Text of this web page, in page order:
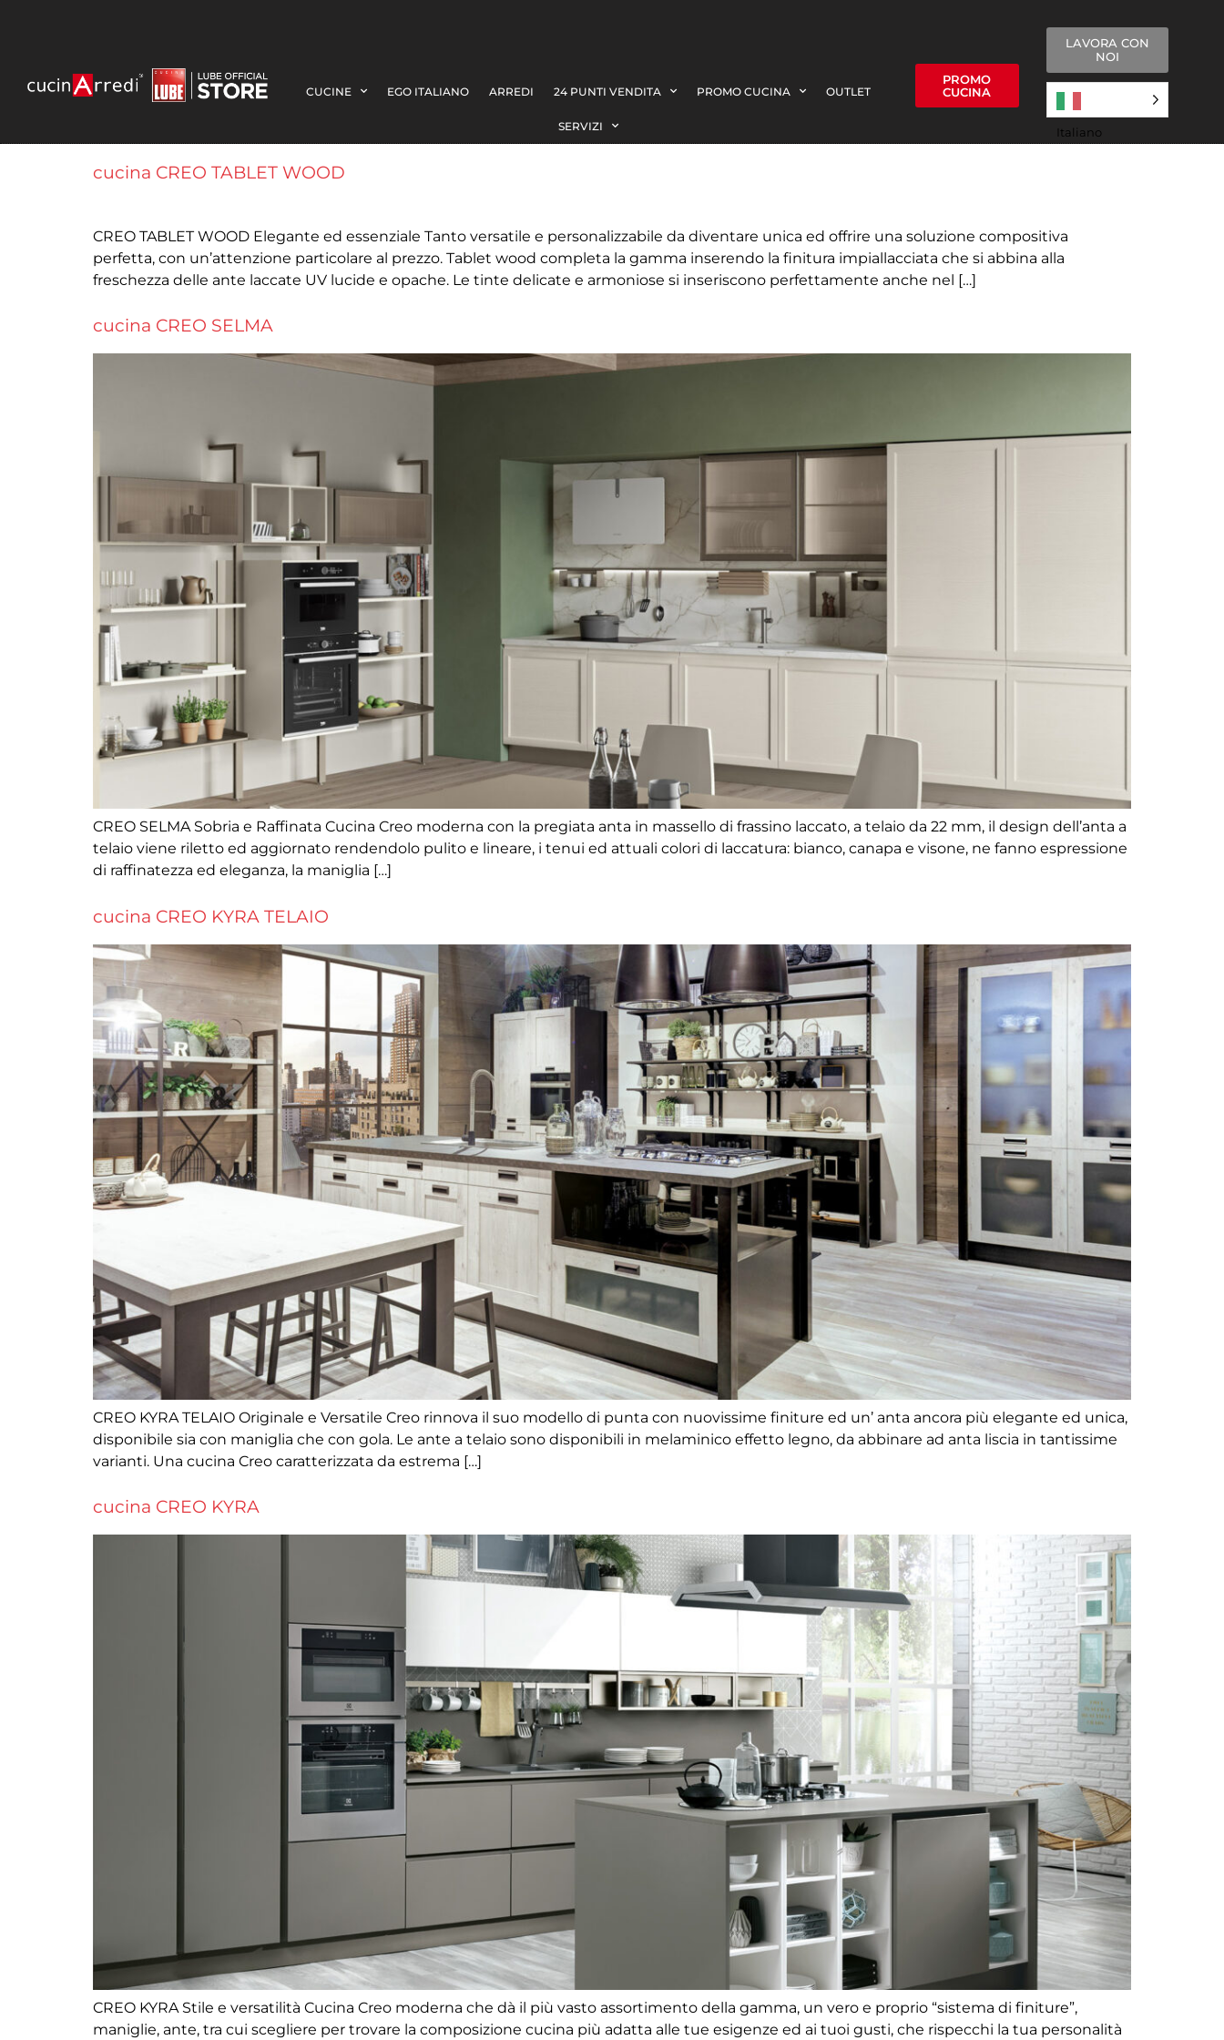
CUCINE EGO ITALIANO ARREDI 24 PUNTI VENDITA PROMO CUCINA OUTLET
SERVIZI
PROMO
CUCINA
LAVORA CON
NOI
Italiano
cucina CREO TABLET WOOD
CREO TABLET WOOD Elegante ed essenziale Tanto versatile e personalizzabile da diventare unica ed offrire una soluzione compositiva
perfetta, con un’attenzione particolare al prezzo. Tablet wood completa la gamma inserendo la finitura impiallacciata che si abbina alla
freschezza delle ante laccate UV lucide e opache. Le tinte delicate e armoniose si inseriscono perfettamente anche nel […]
cucina CREO SELMA
CREO SELMA Sobria e Raffinata Cucina Creo moderna con la pregiata anta in massello di frassino laccato, a telaio da 22 mm, il design dell’anta a
telaio viene riletto ed aggiornato rendendolo pulito e lineare, i tenui ed attuali colori di laccatura: bianco, canapa e visone, ne fanno espressione
di raffinatezza ed eleganza, la maniglia […]
cucina CREO KYRA TELAIO
CREO KYRA TELAIO Originale e Versatile Creo rinnova il suo modello di punta con nuovissime finiture ed un’ anta ancora più elegante ed unica,
disponibile sia con maniglia che con gola. Le ante a telaio sono disponibili in melaminico effetto legno, da abbinare ad anta liscia in tantissime
varianti. Una cucina Creo caratterizzata da estrema […]
cucina CREO KYRA
CREO KYRA Stile e versatilità Cucina Creo moderna che dà il più vasto assortimento della gamma, un vero e proprio “sistema di finiture”,
maniglie, ante, tra cui scegliere per trovare la composizione cucina più adatta alle tue esigenze ed ai tuoi gusti, che rispecchi la tua personalità